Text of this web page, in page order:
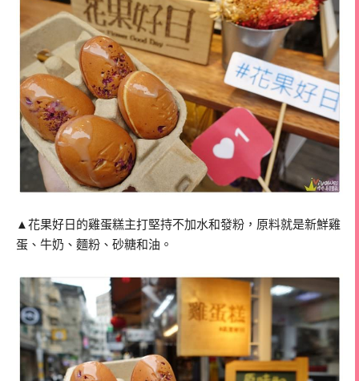
▲花果好日的雞蛋糕主打堅持不加水和發粉，原料就是新鮮雞
蛋、牛奶、麵粉、砂糖和油。